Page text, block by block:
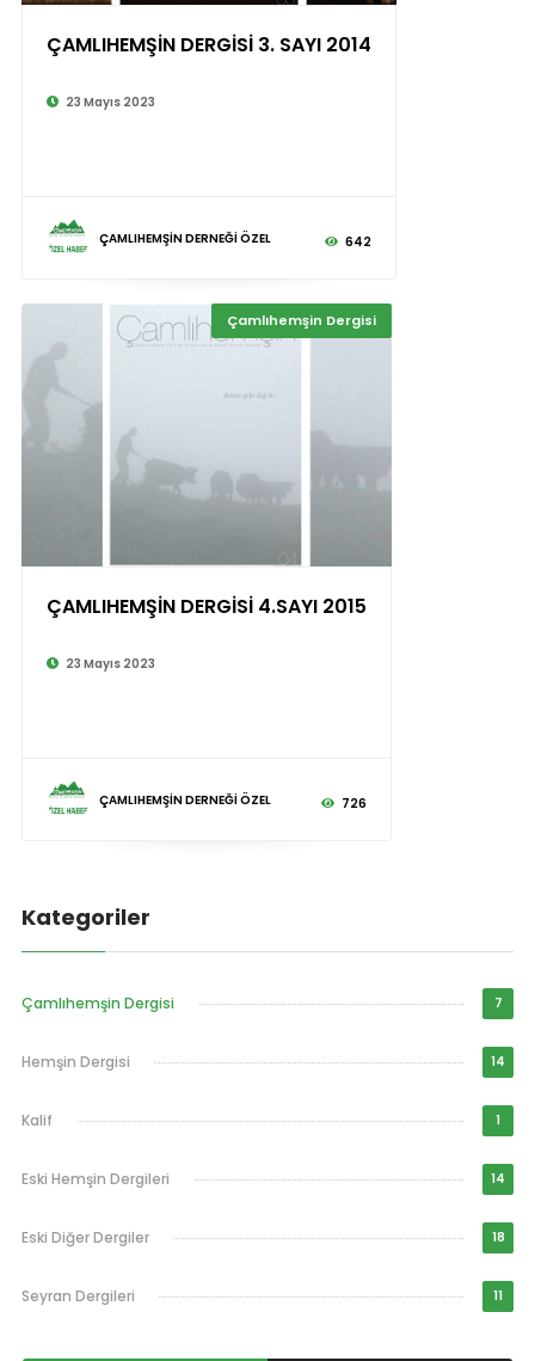
ÇAMLIHEMŞİN DERGİSİ 3. SAYI 2014
23 Mayıs 2023
ÇAMLIHEMŞİN DERNEĞİ ÖZEL 642
Çamlıhemşin Dergisi
ÇAMLIHEMŞİN DERGİSİ 4.SAYI 2015
23 Mayıs 2023
ÇAMLIHEMŞİN DERNEĞİ ÖZEL 726
Kategoriler
Çamlıhemşin Dergisi 7
Hemşin Dergisi 14
Kalif 1
Eski Hemşin Dergileri 14
Eski Diğer Dergiler 18
Seyran Dergileri 11